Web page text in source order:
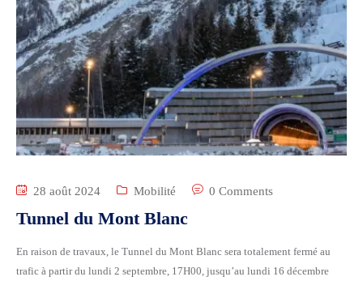
28 août 2024 Mobilité 0 Comments
Tunnel du Mont Blanc
En raison de travaux, le Tunnel du Mont Blanc sera totalement fermé au
trafic à partir du lundi 2 septembre, 17H00, jusqu’au lundi 16 décembre